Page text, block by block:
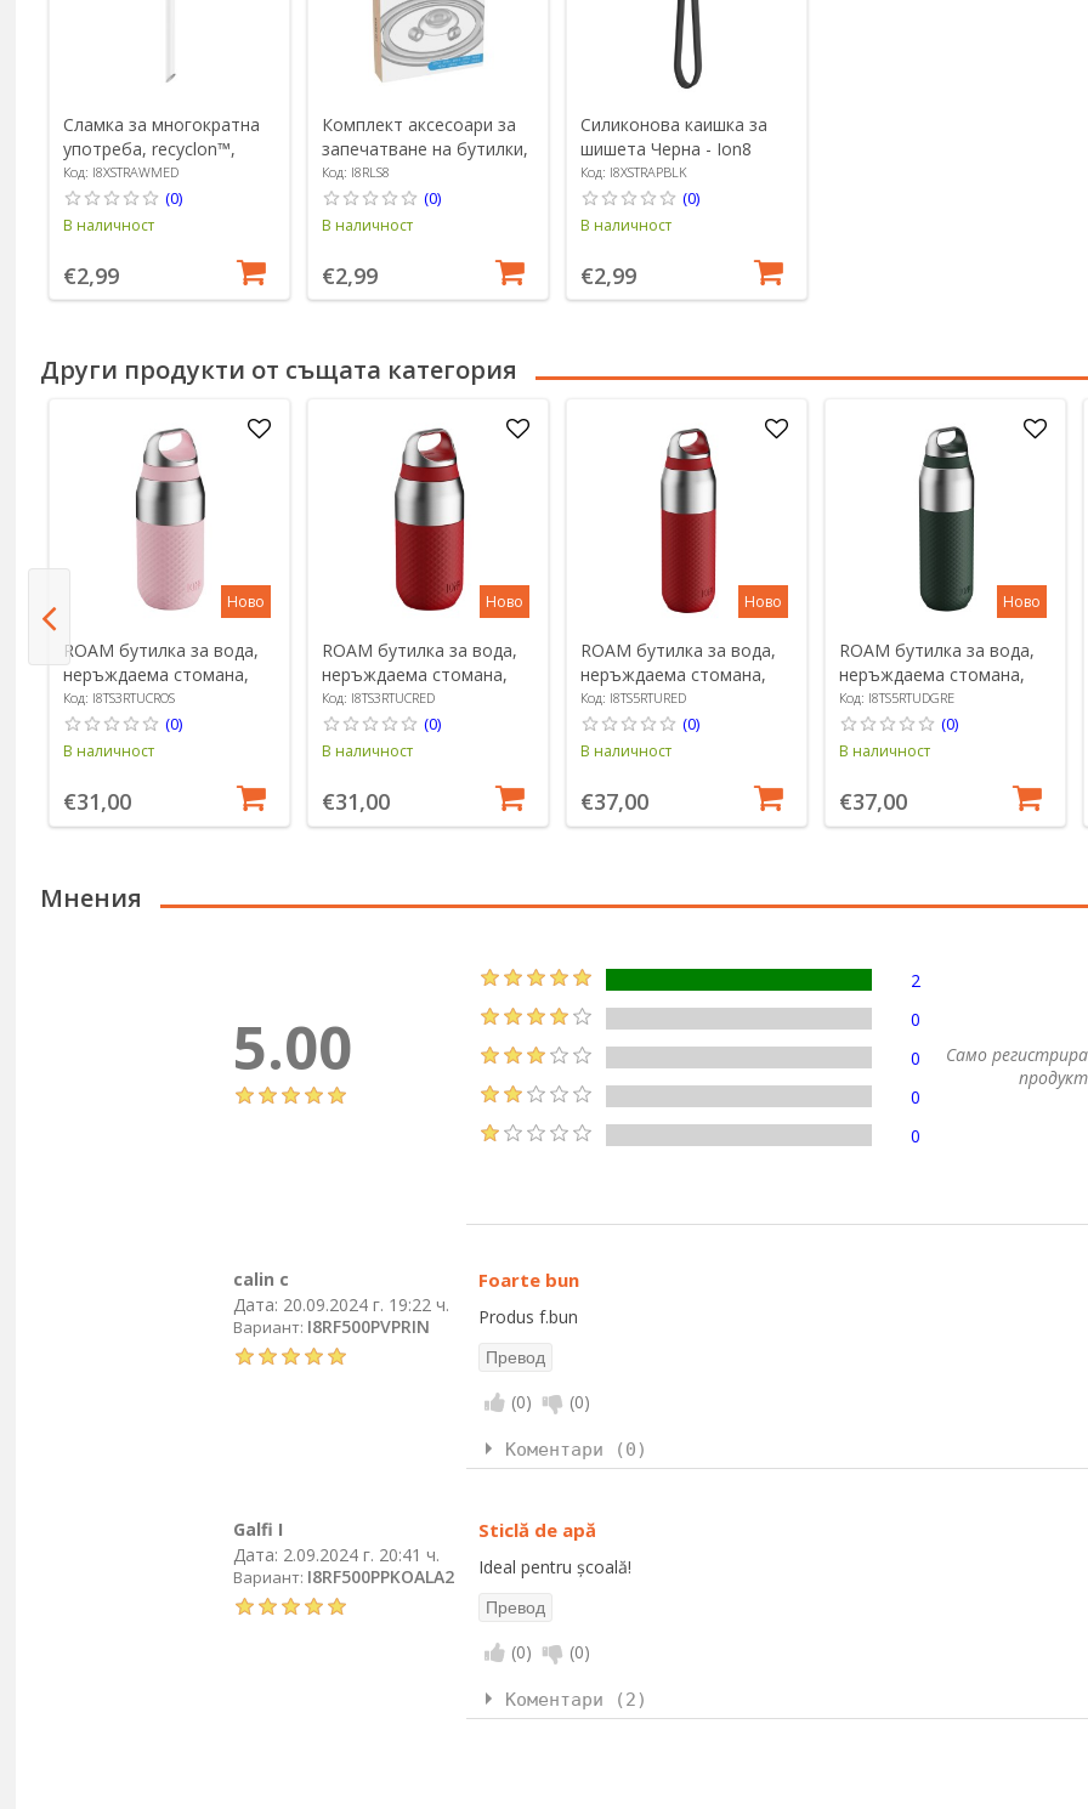
Сламка за многократна
употреба, recyclon™,
размер M, прозрачна -
Ion8
Код: I8XSTRAWMED
(0)
В наличност
€2,99
Комплект аксесоари за
запечатване на бутилки,
8 части, силикон,
прозрачен - Ion8
Код: I8RLS8
(0)
В наличност
€2,99
Силиконова каишка за
шишета Черна - Ion8
Код: I8XSTRAPBLK
(0)
В наличност
€2,99
Други продукти от същата категория
Ново
ROAM бутилка за вода,
неръждаема стомана,
320 ml, Blossom - Ion8
Код: I8TS3RTUCROS
(0)
В наличност
€31,00
Ново
ROAM бутилка за вода,
неръждаема стомана,
320 ml, Red Fire - Ion8
Код: I8TS3RTUCRED
(0)
В наличност
€31,00
Ново
ROAM бутилка за вода,
неръждаема стомана,
485 ml, Red Fire - Ion8
Код: I8TS5RTURED
(0)
В наличност
€37,00
Ново
ROAM бутилка за вода,
неръждаема стомана,
485 ml, Forest Green -
Ion8
Код: I8TS5RTUDGRE
(0)
В наличност
€37,00
Мнения
5.00
2
0
0
0
0
Само
calin c
Дата: 20.09.2024 г. 19:22 ч.
Вариант: I8RF500PVPRIN
Foarte bun
Produs f.bun
(0) (0)
Коментари (0)
Galfi I
Дата: 2.09.2024 г. 20:41 ч.
Вариант: I8RF500PPKOALA2
Sticlă de apă
Ideal pentru școală!
(0) (0)
Коментари (2)